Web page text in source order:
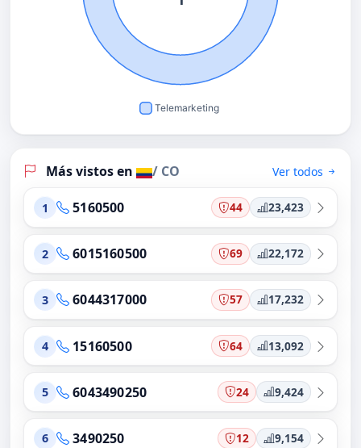
Más vistos en / CO Ver todos
1 5160500 44 23,423
2 6015160500 69 22,172
3 6044317000 57 17,232
4 15160500 64 13,092
5 6043490250 24 9,424
6 3490250 12 9,154